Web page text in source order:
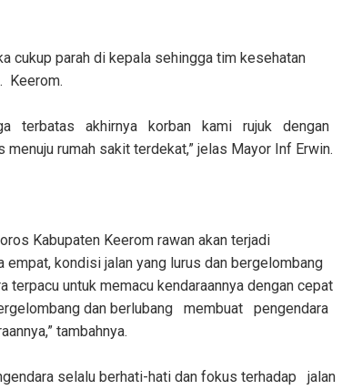
cukup parah di kepala sehingga tim kesehatan
Keerom.
terbatas akhirnya korban kami rujuk dengan
rumah sakit terdekat,” jelas Mayor Inf Erwin.
Kabupaten Keerom rawan akan terjadi
empat, kondisi jalan yang lurus dan bergelombang
untuk memacu kendaraannya dengan cepat
dan berlubang membuat pengendara
tambahnya.
selalu berhati-hati dan fokus terhadap jalan